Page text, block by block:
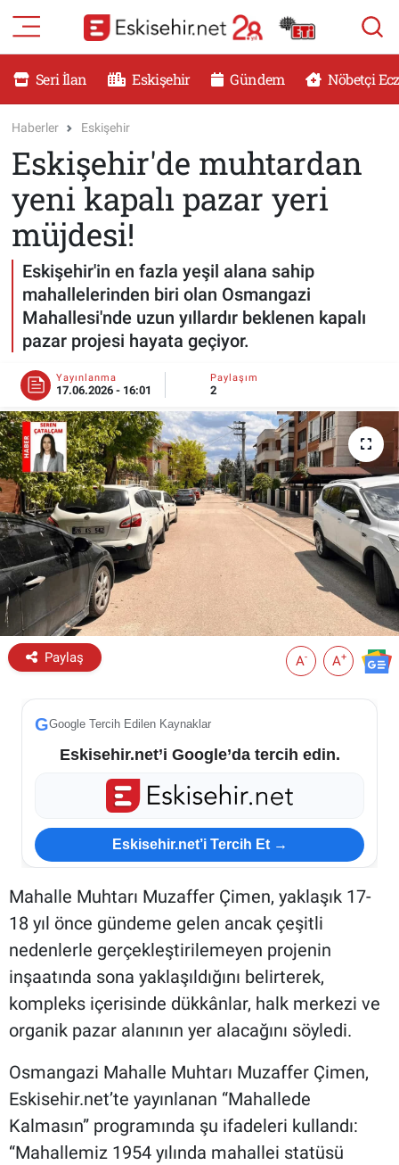
Seri İlan Eskişehir Gündem Nöbetçi
Haberler Eskişehir
Eskişehir'de muhtardan
yeni kapalı pazar yeri
müjdesi!
Eskişehir'in en fazla yeşil alana sahip
mahallelerinden biri olan Osmangazi
Mahallesi'nde uzun yıllardır beklenen kapalı
pazar projesi hayata geçiyor.
Yayınlanma
17.06.2026 - 16:01
Paylaşım
2
Paylaş A- A+
GGoogle Tercih Edilen Kaynaklar
Eskisehir.net’i Google’da tercih edin.
Eskisehir.net’i Tercih Et →
Mahalle Muhtarı Muzaffer Çimen, yaklaşık 17-
18 yıl önce gündeme gelen ancak çeşitli
nedenlerle gerçekleştirilemeyen projenin
inşaatında sona yaklaşıldığını belirterek,
kompleks içerisinde dükkânlar, halk merkezi ve
organik pazar alanının yer alacağını söyledi.
Osmangazi Mahalle Muhtarı Muzaffer Çimen,
Eskisehir.net’te yayınlanan “Mahallede
Kalmasın” programında şu ifadeleri kullandı:
“Mahallemiz 1954 yılında mahallei statüsü
RESMİ İLANLAR
DÜNYA
SAĞLIK
MAGAZİN
KADIN
TEKNOLOJİ
YEMEK
ESKİŞEHİR NÖBETÇİ ECZANELER
Eskişehir Haber İçerikleri
Eskişehir Hava Durumu
Eskişehir Tramvay Saatleri
Eskişehir Otobüs Saatleri
Eskişehir Nöbetçi Eczaneler
Eskişehir Namaz Vakitleri
Eskişehir Trafik Yoğunluk Haritası
Süper Lig Puan Durumu ve Fikstür
Tüm Manşetler
Son Dakika Haberleri
Haber Arşivi